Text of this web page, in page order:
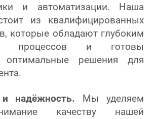
и автоматизации. Наша
из квалифицированных
которые обладают глубоким
процессов и готовы
оптимальные решения для
и надёжность. Мы уделяем
качеству нашей